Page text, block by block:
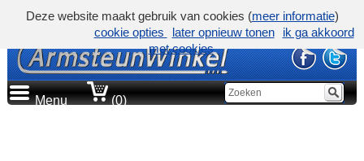
Menu (0)
Deze website maakt gebruik van cookies (meer informatie)
cookie opties
later opnieuw tonen
ik ga akkoord
met cookies